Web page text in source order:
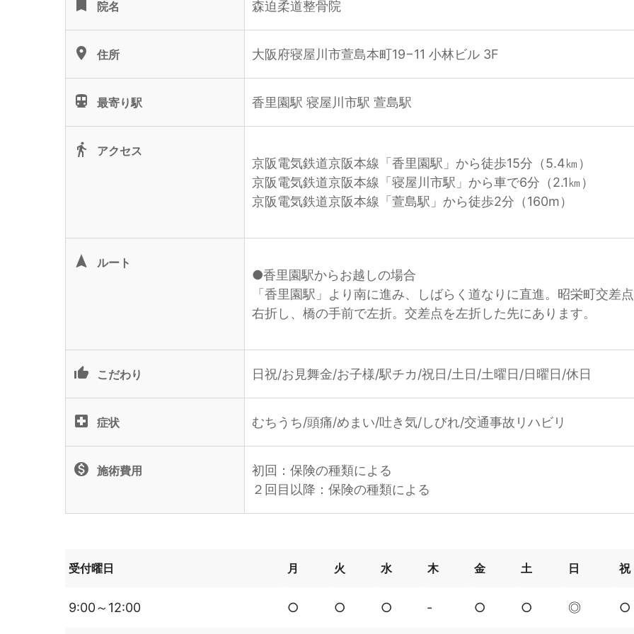
院名 森迫柔道整骨院
location_on 住所 大阪府寝屋川市萱島本町19−11 小林ビル 3F
directions_subway 最寄り駅 香里園駅 寝屋川市駅 萱島駅
directions_walk アクセス
京阪電気鉄道京阪本線「香里園駅」から徒歩15分（5.4㎞）
京阪電気鉄道京阪本線「寝屋川市駅」から車で6分（2.1㎞）
京阪電気鉄道京阪本線「萱島駅」から徒歩2分（160m）
navigation ルート
●香里園駅からお越しの場合
「香里園駅」より南に進み、しばらく道なりに直進。昭栄町交差
右折し、橋の手前で左折。交差点を左折した先にあります。
thumb_up_alt こだわり 日祝/お見舞金/お子様/駅チカ/祝日/土日/土曜日/日曜日/休日
local_hospital 症状 むちうち/頭痛/めまい/吐き気/しびれ/交通事故リハビリ
monetization_on 施術費用
初回：保険の種類による
２回目以降：保険の種類による
受付曜日 月 火 水 木 金 土 日 祝
9:00～12:00 ○ ○ ○ ‐ ○ ○ ◎ ○